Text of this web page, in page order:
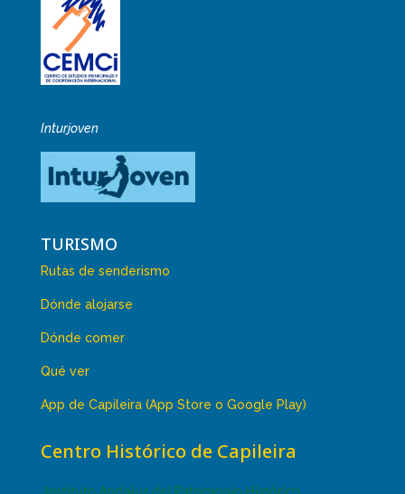
Inturjoven
TURISMO
Rutas de senderismo
Dónde alojarse
Dónde comer
Qué ver
App de Capileira (App Store o Google Play)
Centro Histórico de Capileira